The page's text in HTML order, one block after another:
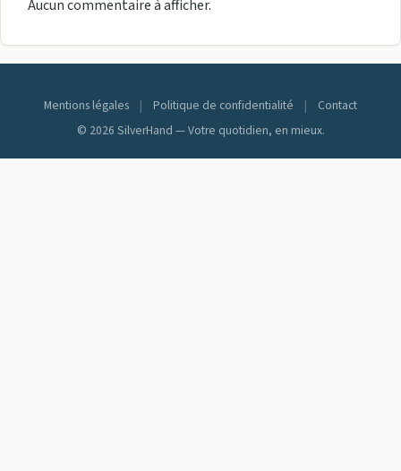
Aucun commentaire à afficher.
Mentions légales | Politique de confidentialité |
Contact
© 2026 SilverHand — Votre quotidien, en mieux.